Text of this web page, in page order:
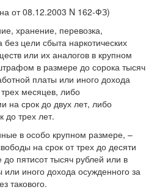
от 08.12.2003 N 162-ФЗ)
хранение, перевозка,
без цели сбыта наркотических
или их аналогов в крупном
в размере до сорока тысяч
платы или иного дохода
месяцев, либо
на срок до двух лет, либо
до трех лет.
в особо крупном размере, –
на срок от трех до десяти
пятисот тысяч рублей или в
иного дохода осужденного за
такового.